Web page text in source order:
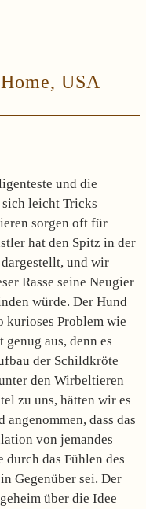
USA
und die
sich leicht Tricks
sorgen oft für
hat den Spitz in der
und wir
Rasse seine Neugier
würde. Der Hund
kurioses Problem wie
aus, denn es
der Schildkröte
den Wirbeltieren
zu uns, hätten wir es
dass das
von jemandes
das Fühlen des
Gegenüber sei. Der
über die Idee